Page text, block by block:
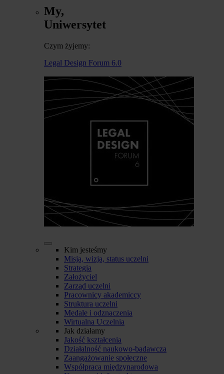
My,
Uniwersytet
Czym żyjemy:
Legal Design Forum 6.0
Kim jesteśmy
Misja, wizja, status uczelni
Strategia
Założyciel
Zarząd uczelni
Pracownicy akademiccy
Struktura uczelni
Medale i odznaczenia
Wirtualna Uczelnia
Jak działamy
Jakość kształcenia
Działalność naukowo-badawcza
Zaangażowanie społeczne
Współpraca międzynarodowa